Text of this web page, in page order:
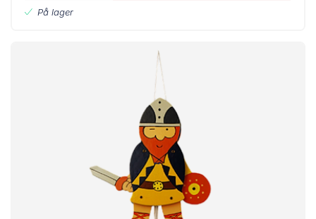
På lager